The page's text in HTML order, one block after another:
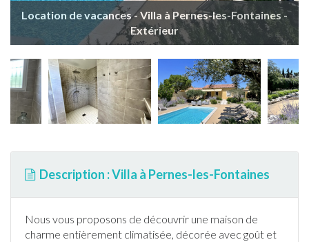
Location de vacances - Villa à Pernes-les-Fontaines -
Extérieur
Description : Villa à Pernes-les-Fontaines
Nous vous proposons de découvrir une maison de
charme entièrement climatisée, décorée avec goût et